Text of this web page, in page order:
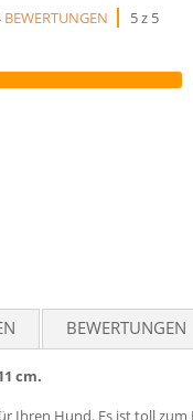
BEWERTUNGEN 5 z 5
BEWERTUNGEN
cm.
Ihren Hund. Es ist toll